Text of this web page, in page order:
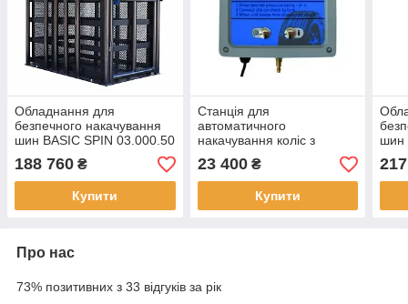
Обладнання для
безпечного накачування
шин BASIC SPIN 03.000.50
188 760 ₴
Купити
Станція для
автоматичного
накачування коліс з
дисплеєм одноканальна
Spin 03.000.38
23 400₴
Купити
шин
Про нас
73% позитивних з 33 відгуків за рік